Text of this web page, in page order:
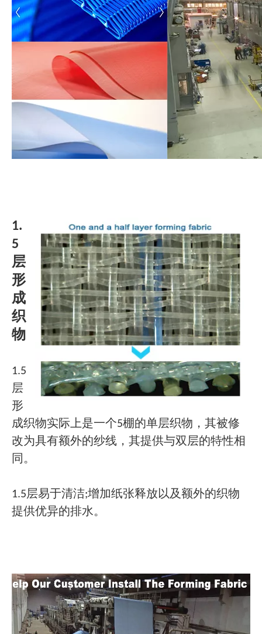
1.
5
层
形
成
织
物
1.5
层
形
成织物实际上是一个5棚的单层织物，其被修
改为具有额外的纱线，其提供与双层的特性相
同。
1.5层易于清洁;增加纸张释放以及额外的织物
提供优异的排水。